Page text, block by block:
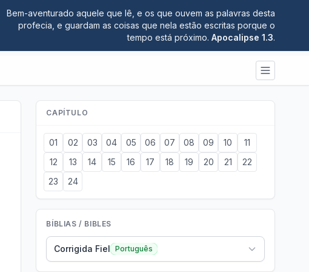
Bem-aventurado aquele que lê, e os que ouvem as palavras desta
profecia, e guardam as coisas que nela estão escritas porque o
tempo está próximo. Apocalipse 1.3.
CAPÍTULO
01 02 03 04 05 06 07 08 09 10
11
12
13 14 15 16 17 18 19 20 21
22
23
24
BÍBLIAS / BIBLES
Corrigida Fiel Português